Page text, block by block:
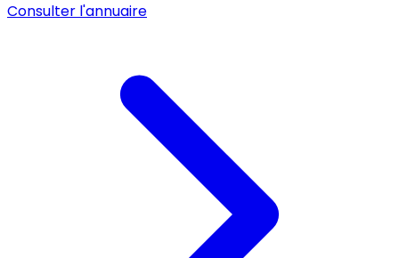
Consulter l'annuaire